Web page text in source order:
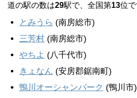
道の駅の数は29駅で、全国第13位で
とみうら (南房総市)
三芳村 (南房総市)
やちよ (八千代市)
きょなん (安房郡鋸南町)
鴨川オーシャンパーク (鴨川市)